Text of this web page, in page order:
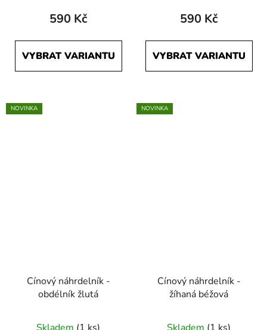
590 Kč
VYBRAT VARIANTU
590 Kč
VYBRAT VARIANTU
NOVINKA
Cínový náhrdelník -
obdélník žlutá
NOVINKA
Cínový náhrdelník -
žíhaná béžová